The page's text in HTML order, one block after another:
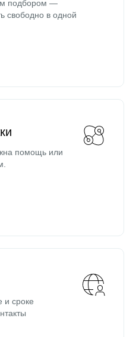
подбором —
свободно в одной
помощь или
и сроке